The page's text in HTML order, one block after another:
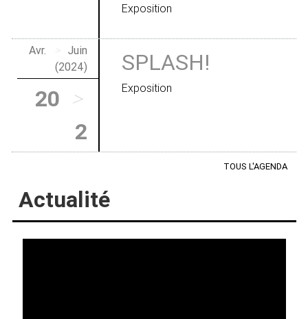
Exposition
Avr. >
Juin
(2024)
20 >
2
SPLASH!
Exposition
TOUS L'AGENDA
Actualité